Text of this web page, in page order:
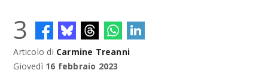
3
Articolo di Carmine Treanni
Giovedì 16 febbraio 2023